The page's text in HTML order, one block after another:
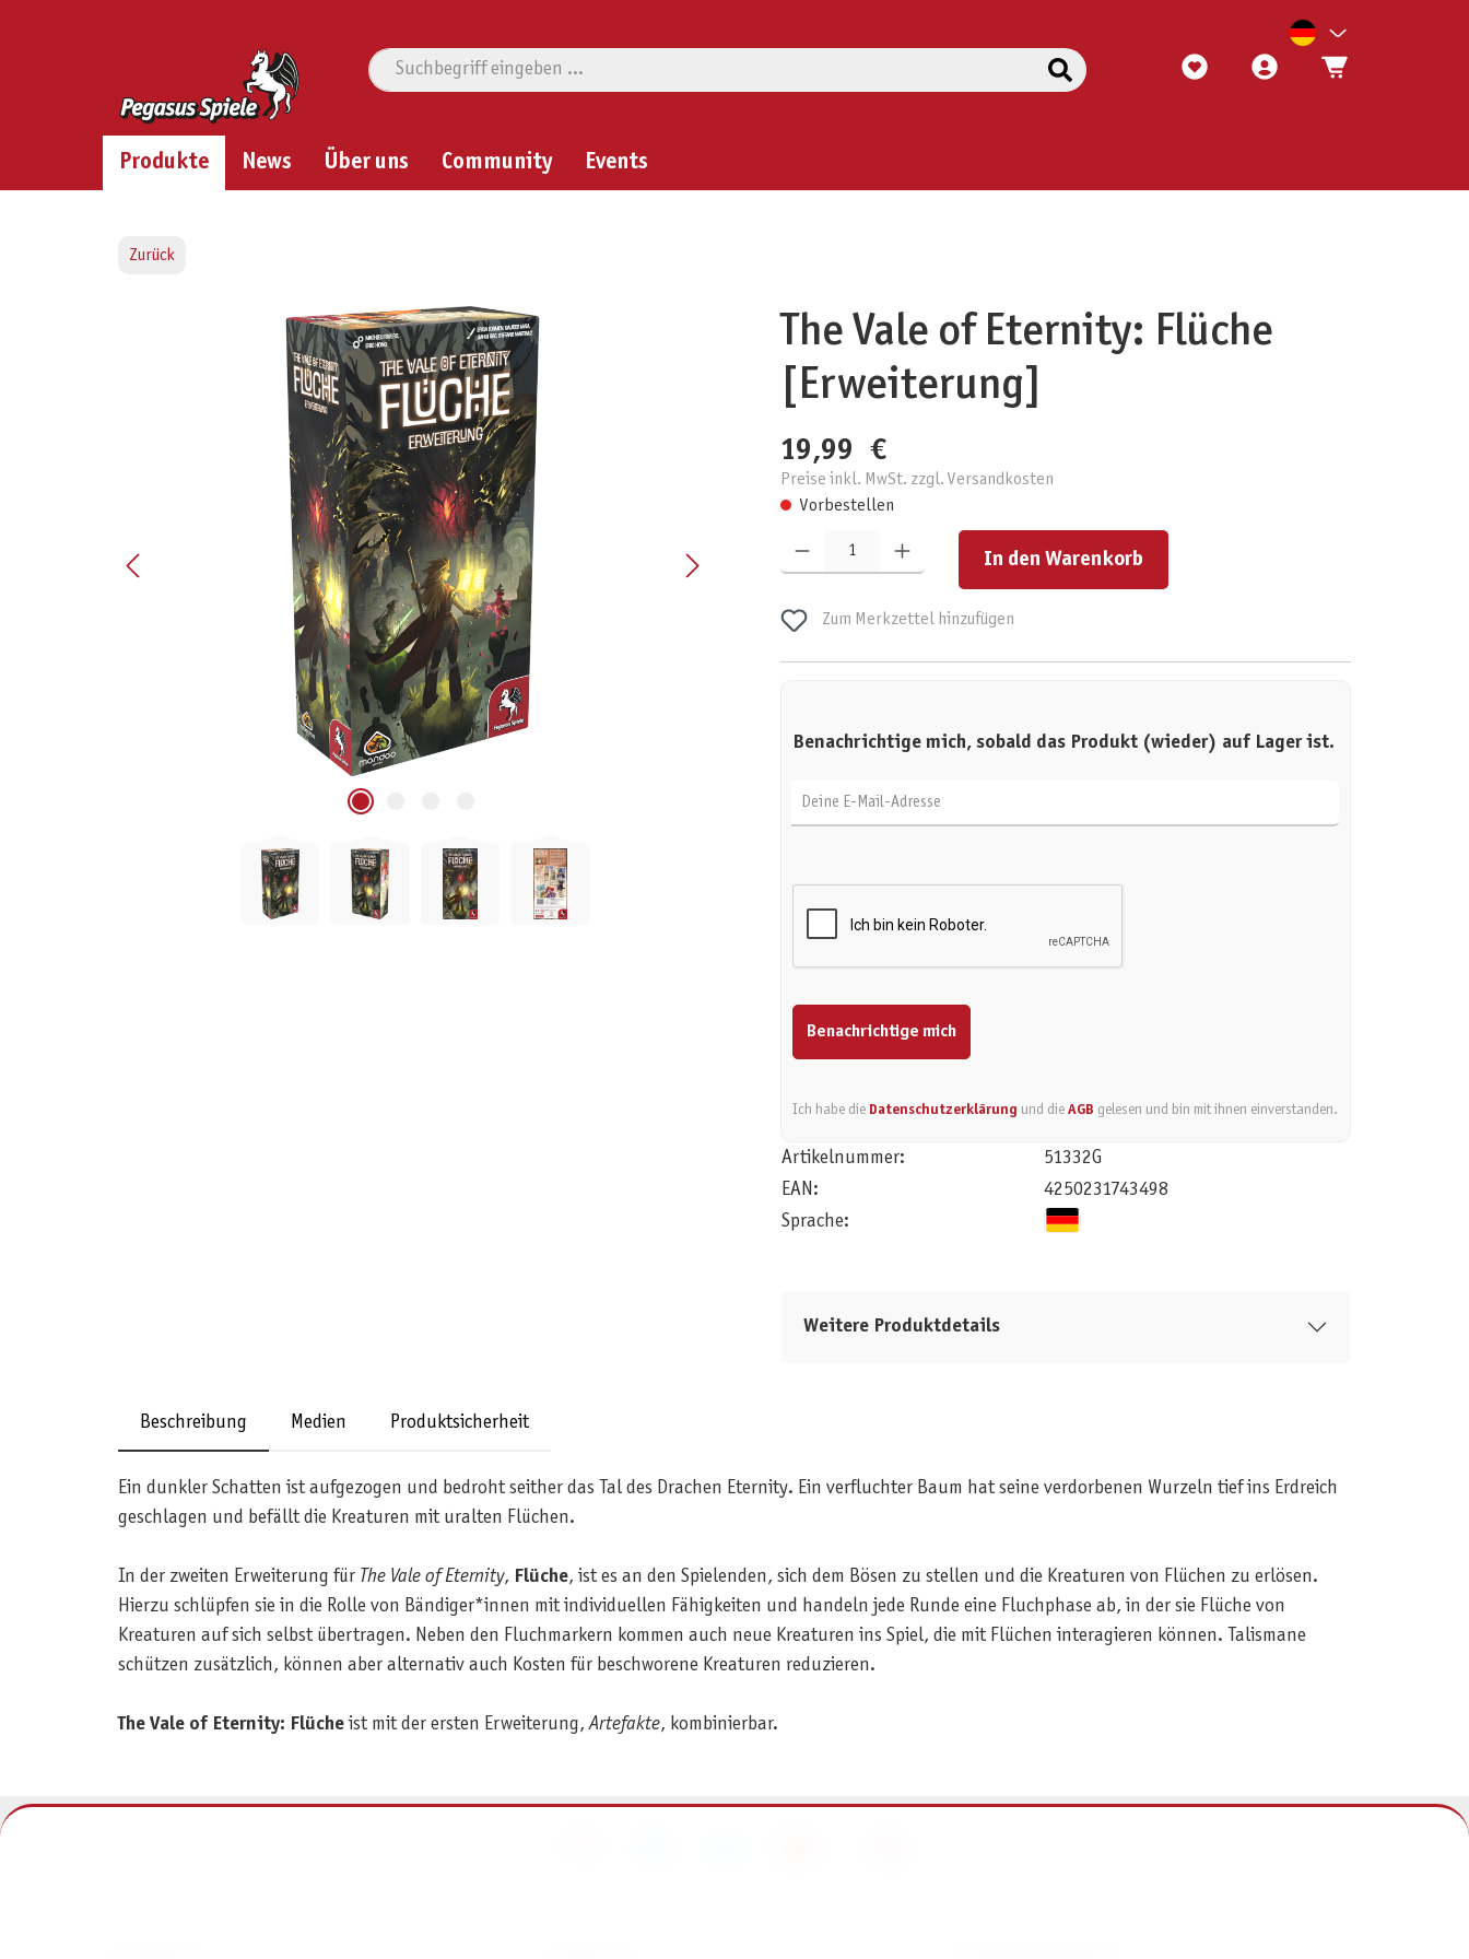
Produkte News Über uns Community Events
Zurück
Bildergalerie überspringen
The Vale of Eternity: Flüche
[Erweiterung]
19,99 €
Preise inkl. MwSt. zzgl. Versandkosten
Vorbestellen
In den Warenkorb
Zum Merkzettel hinzufügen
Benachrichtige mich, sobald das Produkt (wieder) auf Lager ist.
Benachrichtige mich
Ich habe die Datenschutzerklärung und dieAGB gelesen und bin mit ihnen einverstanden.
Artikelnummer:
51332G
EAN:
4250231743498
Sprache:
Weitere Produktdetails
Beschreibung Medien Produktsicherheit
Ein dunkler Schatten ist aufgezogen und bedroht seither das Tal des Drachen Eternity. Ein verfluchter Baum hat seine verdorbenen Wurzeln tief ins Erdreich
geschlagen und befällt die Kreaturen mit uralten Flüchen.
In der zweiten Erweiterung für The Vale of Eternity, Flüche, ist es an den Spielenden, sich dem Bösen zu stellen und die Kreaturen von Flüchen zu erlösen.
Hierzu schlüpfen sie in die Rolle von Bändiger*innen mit individuellen Fähigkeiten und handeln jede Runde eine Fluchphase ab, in der sie Flüche von
Kreaturen auf sich selbst übertragen. Neben den Fluchmarkern kommen auch neue Kreaturen ins Spiel, die mit Flüchen interagieren können. Talismane
schützen zusätzlich, können aber alternativ auch Kosten für beschworene Kreaturen reduzieren.
The Vale of Eternity: Flücheist mit der ersten Erweiterung,Artefakte, kombinierbar.